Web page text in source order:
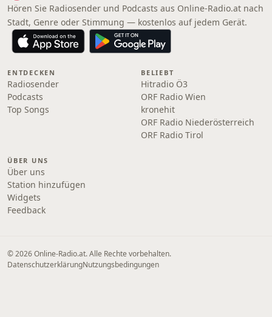
Hören Sie Radiosender und Podcasts aus Online‑Radio.at nach
Stadt, Genre oder Stimmung — kostenlos auf jedem Gerät.
ENTDECKEN
Radiosender
Podcasts
Top Songs
BELIEBT
Hitradio Ö3
ORF Radio Wien
kronehit
ORF Radio Niederösterreich
ORF Radio Tirol
ÜBER UNS
Über uns
Station hinzufügen
Widgets
Feedback
© 2026 Online‑Radio.at. Alle Rechte vorbehalten.
DatenschutzerklärungNutzungsbedingungen